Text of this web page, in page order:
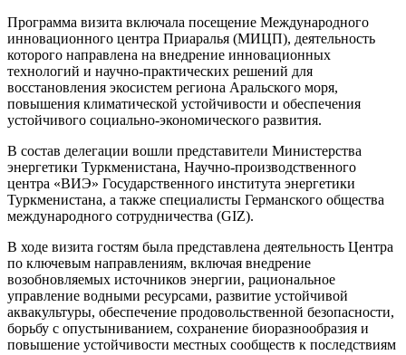
Программа визита включала посещение Международного
инновационного центра Приаралья (МИЦП), деятельность
которого направлена на внедрение инновационных
технологий и научно-практических решений для
восстановления экосистем региона Аральского моря,
повышения климатической устойчивости и обеспечения
устойчивого социально-экономического развития.
В состав делегации вошли представители Министерства
энергетики Туркменистана, Научно-производственного
центра «ВИЭ» Государственного института энергетики
Туркменистана, а также специалисты Германского общества
международного сотрудничества (GIZ).
В ходе визита гостям была представлена деятельность Центра
по ключевым направлениям, включая внедрение
возобновляемых источников энергии, рациональное
управление водными ресурсами, развитие устойчивой
аквакультуры, обеспечение продовольственной безопасности,
борьбу с опустыниванием, сохранение биоразнообразия и
повышение устойчивости местных сообществ к последствиям